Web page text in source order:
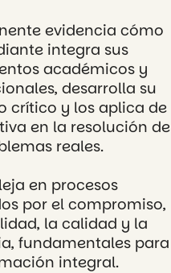
evidencia cómo
integra sus
académicos y
desarrolla su
crítico y los aplica de
en la resolución de
reales.
en procesos
por el compromiso,
la calidad y la
fundamentales para
integral.